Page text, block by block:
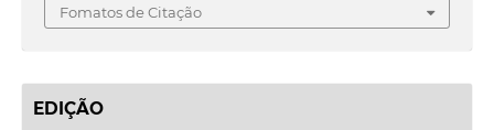
Fomatos de Citação
EDIÇÃO